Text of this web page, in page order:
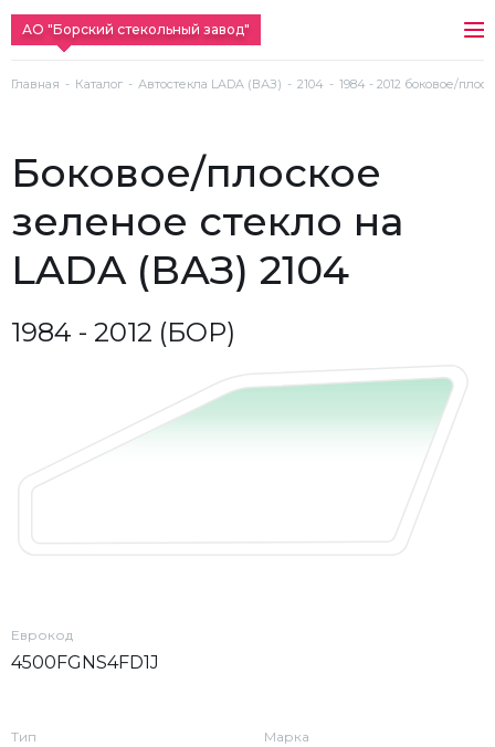
АО "Борский стекольный завод"
Главная Каталог Автостекла LADA (ВАЗ) 2104 1984 - 2012 боковое/
боковое/плоское
зеленое стекло на
LADA (ВАЗ) 2104
1984 - 2012 (БОР)
Еврокод
4500FGNS4FD1J
Тип Марка